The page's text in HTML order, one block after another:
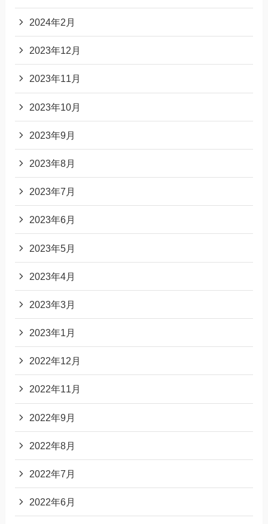
2024年2月
2023年12月
2023年11月
2023年10月
2023年9月
2023年8月
2023年7月
2023年6月
2023年5月
2023年4月
2023年3月
2023年1月
2022年12月
2022年11月
2022年9月
2022年8月
2022年7月
2022年6月